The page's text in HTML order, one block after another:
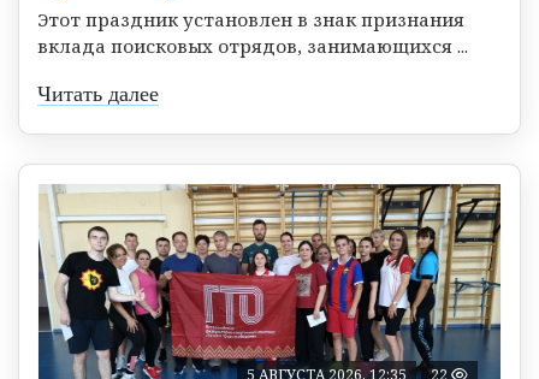
Этот праздник установлен в знак признания
вклада поисковых отрядов, занимающихся ...
Читать далее